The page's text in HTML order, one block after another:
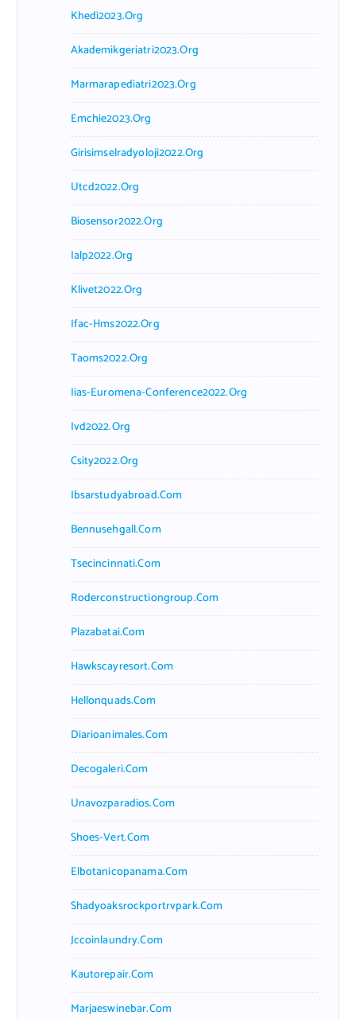
Khedi2023.org
Akademikgeriatri2023.org
Marmarapediatri2023.org
Emchie2023.org
Girisimselradyoloji2022.org
Utcd2022.org
Biosensor2022.org
Ialp2022.org
Klivet2022.org
Ifac-Hms2022.org
Taoms2022.org
Iias-Euromena-Conference2022.org
Ivd2022.org
Csity2022.org
Ibsarstudyabroad.com
Bennusehgall.com
Tsecincinnati.com
Roderconstructiongroup.com
Plazabatai.com
Hawkscayresort.com
Hellonquads.com
Diarioanimales.com
Decogaleri.com
Unavozparadios.com
Shoes-Vert.com
Elbotanicopanama.com
Shadyoaksrockportrvpark.com
Jccoinlaundry.com
Kautorepair.com
Marjaeswinebar.com